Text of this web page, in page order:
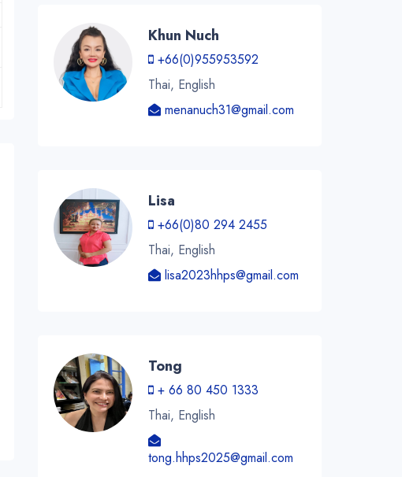
Khun Nuch
+66(0)955953592
Thai, English
menanuch31@gmail.com
Lisa
+66(0)80 294 2455
Thai, English
lisa2023hhps@gmail.com
Tong
+ 66 80 450 1333
Thai, English
tong.hhps2025@gmail.com